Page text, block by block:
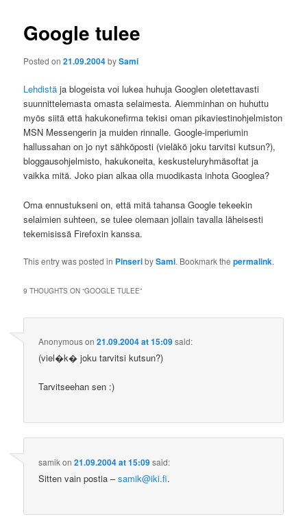
Google tulee
Posted on21.09.2004bySami
Lehdistä ja blogeista voi lukea huhuja Googlen oletettavasti
suunnittelemasta omasta selaimesta. Aiemminhan on huhuttu
myös siitä että hakukonefirma tekisi oman pikaviestinohjelmiston
MSN Messengerin ja muiden rinnalle. Google-imperiumin
hallussahan on jo nyt sähköposti (vieläkö joku tarvitsi kutsun?),
bloggausohjelmisto, hakukoneita, keskusteluryhmäsoftat ja
vaikka mitä. Joko pian alkaa olla muodikasta inhota Googlea?
Oma ennustukseni on, että mitä tahansa Google tekeekin
selaimien suhteen, se tulee olemaan jollain tavalla läheisesti
tekemisissä Firefoxin kanssa.
This entry was posted in PinseribySami. Bookmark thepermalink.
9 THOUGHTS ON “GOOGLE TULEE”
Anonymouson21.09.2004 at 15:09said:
(viel�k� joku tarvitsi kutsun?)
Tarvitseehan sen :)
samikon21.09.2004 at 15:09said:
Sitten vain postia –samik@iki.fi.